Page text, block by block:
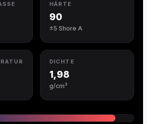
HÄRTE
90
±5 Shore A
DICHTE
1,98
g/cm³